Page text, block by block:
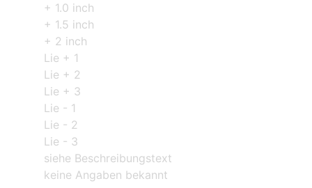
+ 1.0 inch
+ 1.5 inch
+ 2 inch
Lie + 1
Lie + 2
Lie + 3
Lie - 1
Lie - 2
Lie - 3
siehe Beschreibungstext
keine Angaben bekannt